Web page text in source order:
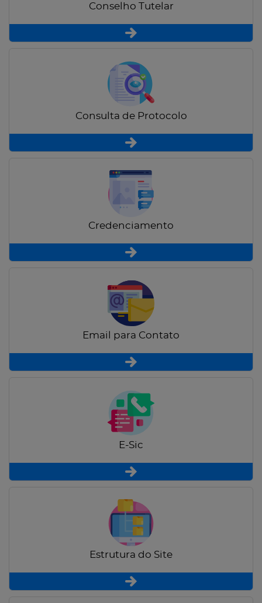
Conselho Tutelar
Consulta de Protocolo
Credenciamento
Email para Contato
E-Sic
Estrutura do Site